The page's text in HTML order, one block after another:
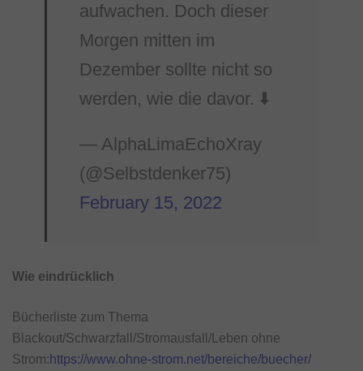
aufwachen. Doch dieser
Morgen mitten im
Dezember sollte nicht so
werden, wie die davor. ⬇️
— AlphaLimaEchoXray
(@Selbstdenker75)
February 15, 2022
Wie eindrücklich
Bücherliste zum Thema
Blackout/Schwarzfall/Stromausfall/Leben ohne
Strom: https://www.ohne-strom.net/bereiche/buecher/